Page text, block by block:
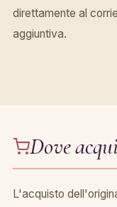
direttamente al
aggiuntiva.
Dove
L'acquisto